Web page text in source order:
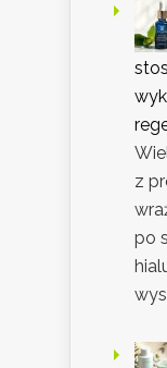
z
po